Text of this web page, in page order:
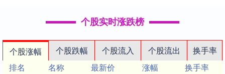
个股实时涨跌榜
个股涨幅 个股跌幅 个股流入 个股流出
换手率
排名
名称 最新价 涨幅
换手率